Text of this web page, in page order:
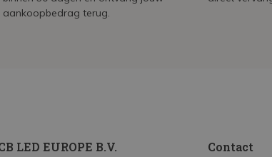
aankoopbedrag terug.
LED EUROPE B.V. Contact